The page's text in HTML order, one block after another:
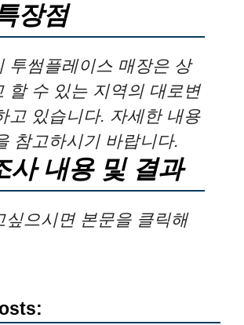
장점
투썸플레이스 매장은 상
할 수 있는 지역의 대로변
고 있습니다. 자세한 내용
참고하시기 바랍니다.
사 내용 및 결과
싶으시면 본문을 클릭해